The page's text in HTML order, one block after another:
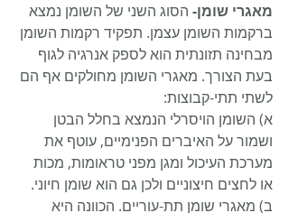
מאגרי שומן- הסוג השני של השומן נמצא
ברקמות השומן עצמן. תפקיד רקמות השומן
מבחינה תזונתית הוא לספק אנרגיה לגוף
בעת הצורך. מאגרי השומן מחולקים אף הם
לשתי תתי-קבוצות:
א) השומן הויסרלי הנמצא בחלל הבטן
ושמור על האיברים הפנימיים, עוטף את
מערכת העיכול ומגן מפני טראומות, מכות
או לחצים חיצוניים ולכן גם הוא שומן חיוני.
ב) מאגרי שומן תת-עוריים. הכוונה היא